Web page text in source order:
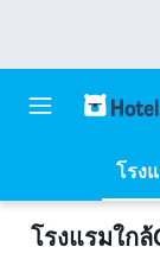
โรง
โรงแรมใกล้